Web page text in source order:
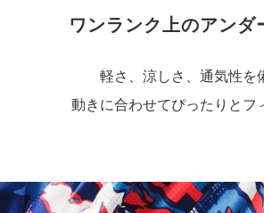
98 15 55
商品は、独自の採寸方法により採寸されて
差が生じる場合があります。
ワンランク上のアンダ
軽さ、涼しさ、通気性を
動きに合わせてぴったりとフ